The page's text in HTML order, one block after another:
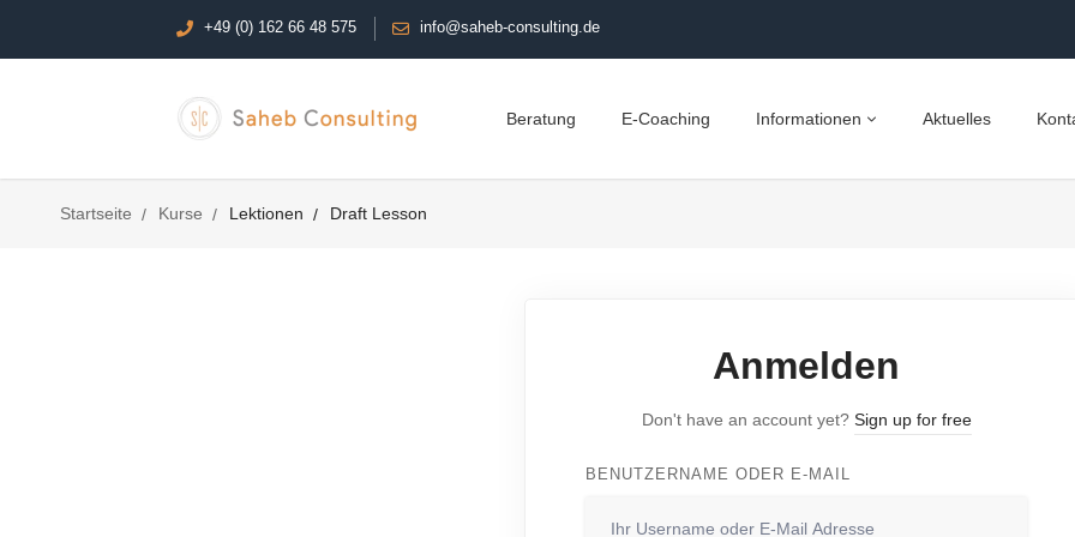
+49 (0) 162 66 48 575 info@saheb-consulting.de
Beratung E-Coaching Informationen Aktuelles
Startseite Kurse Lektionen Draft Lesson
Anmelden
Don't have an account yet? Sign up for free
BENUTZERNAME ODER E-MAIL